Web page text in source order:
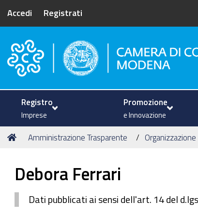
Accedi Registrati
Camera di Commercio di
Registro
Imprese
Promozione
e Innovazione
Tu
Home
Amministrazione Trasparente Organizzazione
Debora Ferrari
Dati pubblicati ai sensi dell'art. 14 del